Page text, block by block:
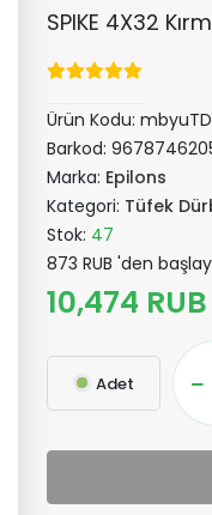
SPIKE 4X32
Ürün Kodu:
Barkod:
Marka: Epilons
Kategori: Tüfek
Stok: 47
873 RUB 'den
10,474 RUB
Adet